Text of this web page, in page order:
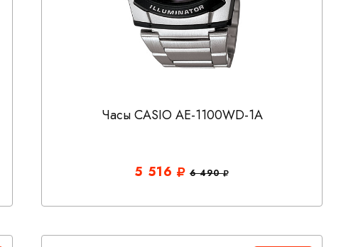
Часы CASIO AE-1100WD-1A
5 516 6 490